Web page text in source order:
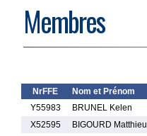
Membres
NrFFE Nom et Prénom
Y55983
BRUNEL Kelen
X52595
BIGOURD Matthieu